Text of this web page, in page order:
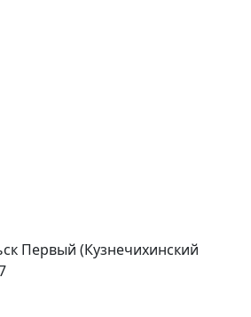
Первый (Кузнечихинский